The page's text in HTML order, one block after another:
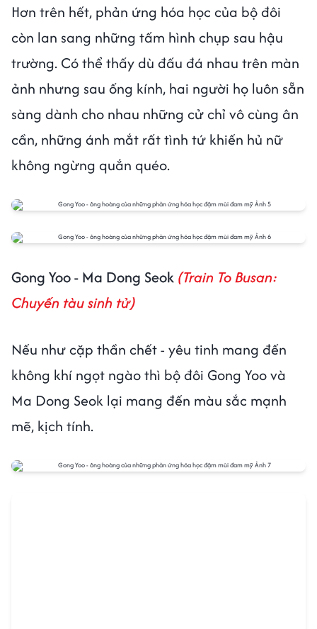
Hơn trên hết, phản ứng hóa học của bộ đôi
còn lan sang những tấm hình chụp sau hậu
trường. Có thể thấy dù đấu đá nhau trên màn
ảnh nhưng sau ống kính, hai người họ luôn sẵn
sàng dành cho nhau những cử chỉ vô cùng ân
cần, những ánh mắt rất tình tứ khiến hủ nữ
không ngừng quắn quéo.
Gong Yoo - Ma Dong Seok (Train To Busan:
Chuyến tàu sinh tử)
Nếu như cặp thần chết - yêu tinh mang đến
không khí ngọt ngào thì bộ đôi Gong Yoo và
Ma Dong Seok lại mang đến màu sắc mạnh
mẽ, kịch tính.